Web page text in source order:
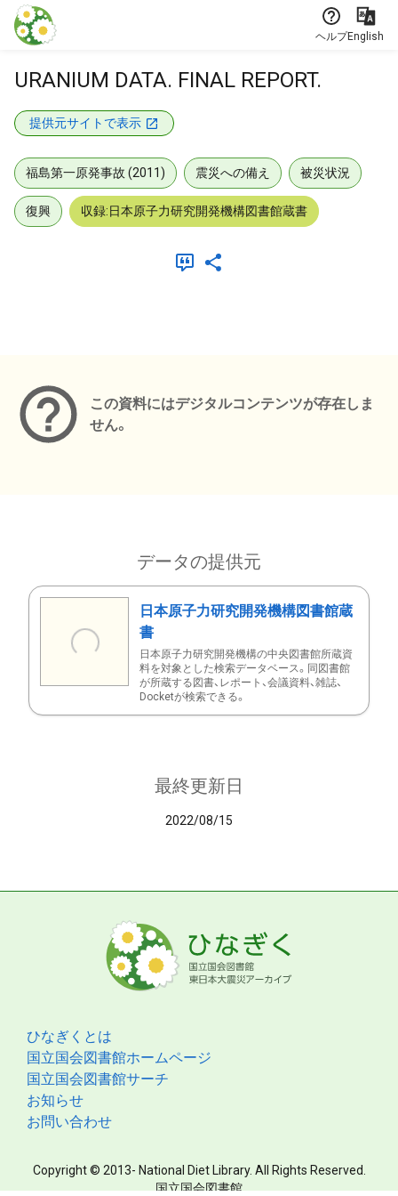
本文に飛ぶ
ヘルプEnglish
URANIUM DATA. FINAL REPORT.
提供元サイトで表示
福島第一原発事故 (2011) 震災への備え 被災状況
復興 収録:日本原子力研究開発機構図書館蔵書
この資料にはデジタルコンテンツが存在しま
せん。
データの提供元
日本原子力研究開発機構図書館蔵
書
日本原子力研究開発機構の中央図書館所蔵資
料を対象とした検索データベース。同図書館
が所蔵する図書、レポート、会議資料、雑誌、
Docketが検索できる。
最終更新日
2022/08/15
ひなぎくとは
国立国会図書館ホームページ
国立国会図書館サーチ
お知らせ
お問い合わせ
Copyright © 2013- National Diet Library. All Rights Reserved.